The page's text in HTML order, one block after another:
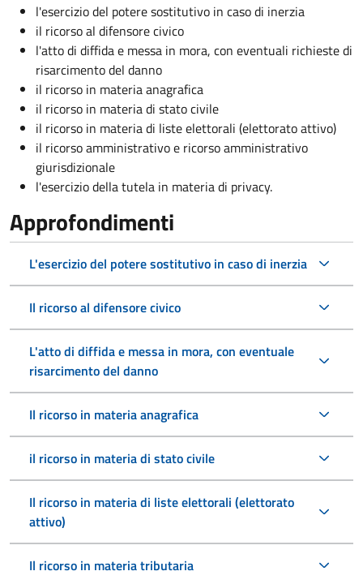
l'esercizio del potere sostitutivo in caso di inerzia
il ricorso al difensore civico
l'atto di diffida e messa in mora, con eventuali richieste di
risarcimento del danno
il ricorso in materia anagrafica
il ricorso in materia di stato civile
il ricorso in materia di liste elettorali (elettorato attivo)
il ricorso amministrativo e ricorso amministrativo
giurisdizionale
l'esercizio della tutela in materia di privacy.
Approfondimenti
L'esercizio del potere sostitutivo in caso di inerzia
Il ricorso al difensore civico
L'atto di diffida e messa in mora, con eventuale
risarcimento del danno
Il ricorso in materia anagrafica
il ricorso in materia di stato civile
Il ricorso in materia di liste elettorali (elettorato
attivo)
Il ricorso in materia tributaria